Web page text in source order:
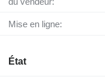
Mise en ligne:
État